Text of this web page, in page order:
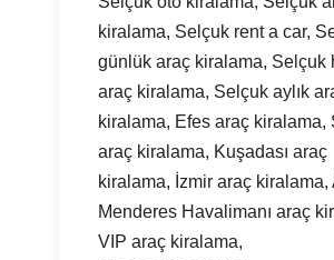
kiralama, Selçuk rent a car,
günlük araç kiralama, Selçuk
araç kiralama, Selçuk aylık
kiralama, Efes araç kiralama,
araç kiralama, Kuşadası araç
kiralama, İzmir araç kiralama,
Menderes Havalimanı araç
VIP araç kiralama,